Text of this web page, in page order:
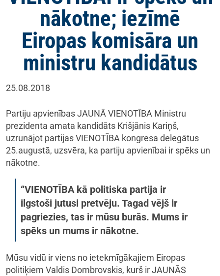
nākotne; iezīmē
Eiropas komisāra un
ministru kandidātus
25.08.2018
Partiju apvienības JAUNĀ VIENOTĪBA Ministru
prezidenta amata kandidāts Krišjānis Kariņš,
uzrunājot partijas VIENOTĪBA kongresa delegātus
25.augustā, uzsvēra, ka partiju apvienībai ir spēks un
nākotne.
“VIENOTĪBA kā politiska partija ir
ilgstoši jutusi pretvēju. Tagad vējš ir
pagriezies, tas ir mūsu burās. Mums ir
spēks un mums ir nākotne.
Mūsu vidū ir viens no ietekmīgākajiem Eiropas
politiķiem Valdis Dombrovskis, kurš ir JAUNĀS